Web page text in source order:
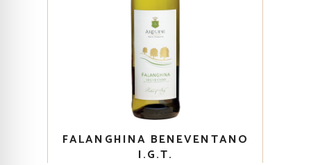
FALANGHINA BENEVENTANO
I.G.T.